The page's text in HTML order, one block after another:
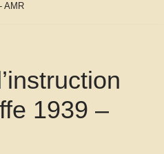
AMR
1939 –